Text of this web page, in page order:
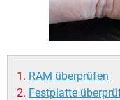
RAM überprüfen
Festplatte